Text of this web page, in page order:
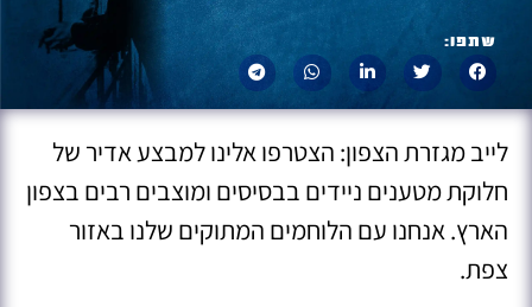
שתפו:
לייב מגזרת הצפון: הצטרפו אלינו למבצע אדיר של
חלוקת מטענים ניידים בבסיסים ומוצבים רבים בצפון
הארץ. אנחנו עם הלוחמים המתוקים שלנו באזור
צפת.